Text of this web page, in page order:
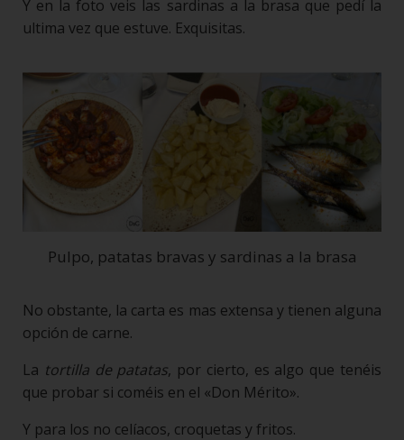
Y en la foto veis las sardinas a la brasa que pedí la
ultima vez que estuve. Exquisitas.
Pulpo, patatas bravas y sardinas a la brasa
No obstante, la carta es mas extensa y tienen alguna
opción de carne.
La tortilla de patatas, por cierto, es algo que tenéis
que probar si coméis en el «Don Mérito».
Y para los no celíacos, croquetas y fritos.